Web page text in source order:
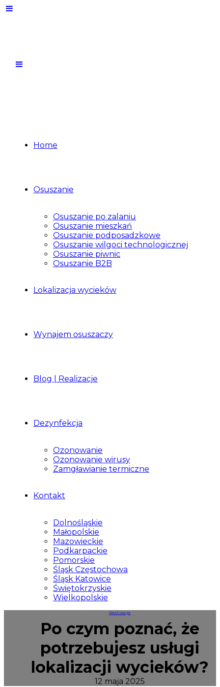
Home
Osuszanie
Osuszanie po zalaniu
Osuszanie mieszkań
Osuszanie podposadzkowe
Osuszanie wilgoci technologicznej
Osuszanie piwnic
Osuszanie B2B
Lokalizacja wycieków
Wynajem osuszaczy
Blog | Realizacje
Dezynfekcja
Ozonowanie
Ozonowanie wirusy
Zamgławianie termiczne
Kontakt
Dolnośląskie
Małopolskie
Mazowieckie
Podkarpackie
Pomorskie
Śląsk Częstochowa
Śląsk Katowice
Świętokrzyskie
Wielkopolskie
Realizacje
Po czym poznać, że
potrzebujesz usługi
lokalizacji wycieków?
12 maja 2025